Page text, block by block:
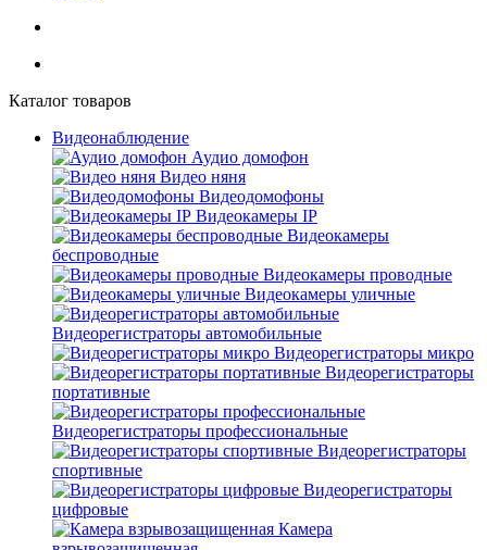
Каталог товаров
Видеонаблюдение
Аудио домофон
Видео няня
Видеодомофоны
Видеокамеры IP
Видеокамеры
беспроводные
Видеокамеры проводные
Видеокамеры уличные
Видеорегистраторы автомобильные
Видеорегистраторы микро
Видеорегистраторы
портативные
Видеорегистраторы профессиональные
Видеорегистраторы
спортивные
Видеорегистраторы
цифровые
Камера